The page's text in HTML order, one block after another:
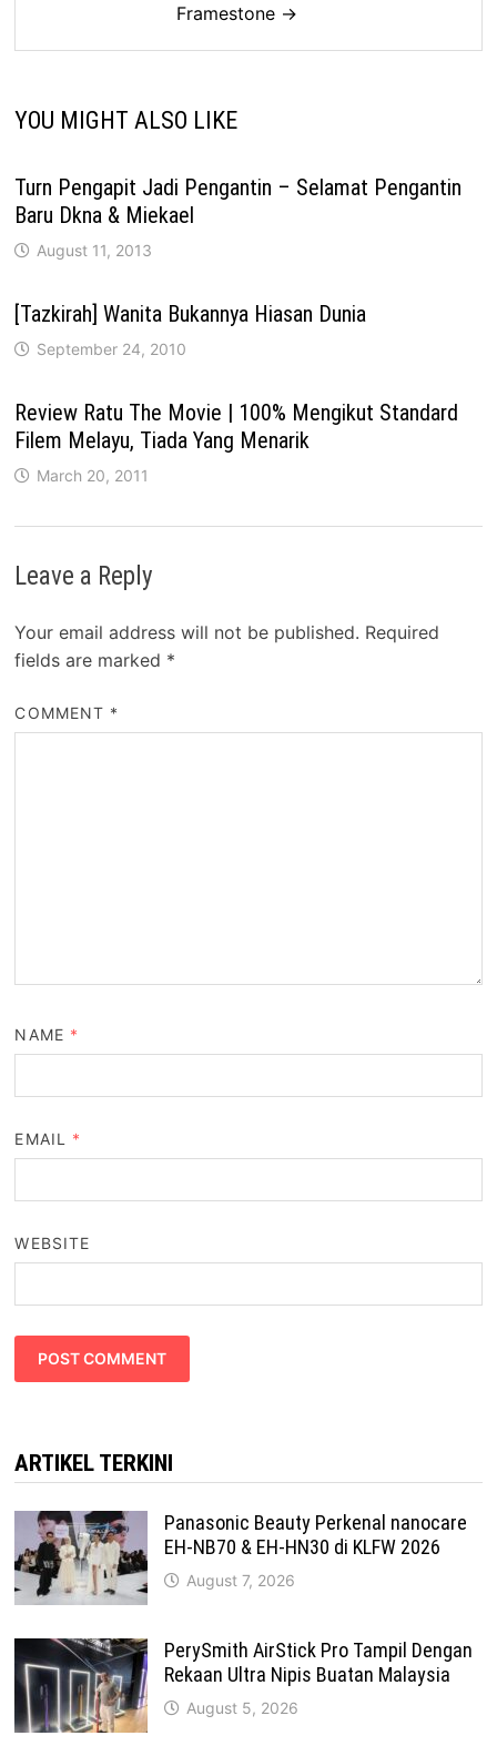
Framestone →
YOU MIGHT ALSO LIKE
Turn Pengapit Jadi Pengantin – Selamat Pengantin
Baru Dkna & Miekael
August 11, 2013
[Tazkirah] Wanita Bukannya Hiasan Dunia
September 24, 2010
Review Ratu The Movie | 100% Mengikut Standard
Filem Melayu, Tiada Yang Menarik
March 20, 2011
Leave a Reply
Your email address will not be published. Required
fields are marked *
COMMENT *
NAME *
EMAIL *
WEBSITE
ARTIKEL TERKINI
Panasonic Beauty Perkenal nanocare
EH-NB70 & EH-HN30 di KLFW 2026
August 7, 2026
PerySmith AirStick Pro Tampil Dengan
Rekaan Ultra Nipis Buatan Malaysia
August 5, 2026